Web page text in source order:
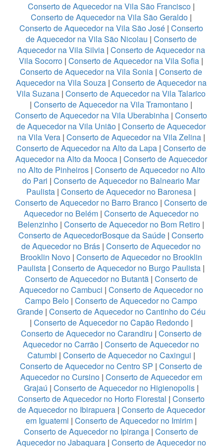
Conserto de Aquecedor na Vila São Francisco|
Conserto de Aquecedor na Vila São Geraldo|
Conserto de Aquecedor na Vila São José| Conserto
de Aquecedor na Vila São Nicolau | Conserto de
Aquecedor na Vila Silvia| Conserto de Aquecedor na
Vila Socorro | Conserto de Aquecedor na Vila Sofia |
Conserto de Aquecedor na Vila Sonia | Conserto de
Aquecedor na Vila Souza| Conserto de Aquecedor na
Vila Suzana | Conserto de Aquecedor na Vila Talarico
| Conserto de Aquecedor na Vila Tramontano |
Conserto de Aquecedor na Vila Uberabinha | Conserto
de Aquecedor na Vila União | Conserto de Aquecedor
na Vila Vera| Conserto de Aquecedor na Vila Zelina|
Conserto de Aquecedor na Alto da Lapa | Conserto de
Aquecedor na Alto da Mooca| Conserto de Aquecedor
no Alto de Pinheiros| Conserto de Aquecedor no Alto
do Pari | Conserto de Aquecedor no Balneario Mar
Paulista | Conserto de Aquecedor no Baronesa |
Conserto de Aquecedor no Barro Branco | Conserto de
Aquecedor no Belém| Conserto de Aquecedor no
Belenzinho | Conserto de Aquecedor no Bom Retiro |
Conserto de AquecedorBosque da Saúde | Conserto
de Aquecedor no Brás | Conserto de Aquecedor no
Brooklin Novo| Conserto de Aquecedor no Brooklin
Paulista | Conserto de Aquecedor no Burgo Paulista |
Conserto de Aquecedor no Butantã| Conserto de
Aquecedor no Cambuci | Conserto de Aquecedor no
Campo Belo | Conserto de Aquecedor no Campo
Grande| Conserto de Aquecedor no Cantinho do Céu
| Conserto de Aquecedor no Capão Redondo|
Conserto de Aquecedor no Carandiru | Conserto de
Aquecedor no Carrão | Conserto de Aquecedor no
Catumbi | Conserto de Aquecedor no Caxingui |
Conserto de Aquecedor no Centro SP | Conserto de
Aquecedor no Cursino| Conserto de Aquecedor em
Grajaú | Conserto de Aquecedor no Higienopolis|
Conserto de Aquecedor no Horto Florestal | Conserto
de Aquecedor no Ibirapuera| Conserto de Aquecedor
em Iguatemi | Conserto de Aquecedor no Imirim|
Conserto de Aquecedor no Ipiranga | Conserto de
Aquecedor no Jabaquara| Conserto de Aquecedor no